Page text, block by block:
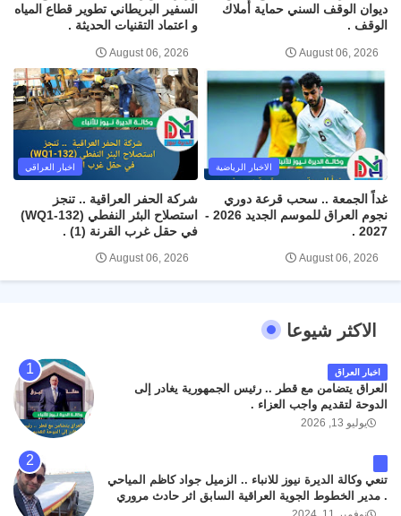
ديوان الوقف السني حماية أملاك
الوقف .
August 06, 2026
السفير البريطاني تطوير قطاع المياه
و اعتماد التقنيات الحديثة .
August 06, 2026
الاخبار الرياضية
غداً الجمعة .. سحب قرعة دوري
نجوم العراق للموسم الجديد 2026 -
2027 .
August 06, 2026
اخبار العراقي
شركة الحفر العراقية .. تنجز
استصلاح البئر النفطي (WQ1-132)
في حقل غرب القرنة (1) .
August 06, 2026
الاكثر شيوعا
اخبار العراق
العراق يتضامن مع قطر .. رئيس الجمهورية يغادر إلى
الدوحة لتقديم واجب العزاء .
يوليو 13, 2026
تنعي وكالة الديرة نيوز للانباء .. الزميل جواد كاظم المياحي
. مدير الخطوط الجوية العراقية السابق اثر حادث مروري
داخل مطار البصرة الدولي اليوم الاثنين على الطريق